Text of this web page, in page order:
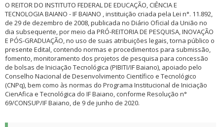
O REITOR DO INSTITUTO FEDERAL DE EDUCAÇÃO, CIÊNCIA E
TECNOLOGIA BAIANO - IF BAIANO , instituição criada pela Lei n°. 11.892,
de 29 de dezembro de 2008, publicada no Diário Oficial da União no
dia subsequente, por meio da PRÓ-REITORIA DE PESQUISA, INOVAÇÃO
E PÓS-GRADUAÇÃO, no uso de suas atribuições legais, torna público o
presente Edital, contendo normas e procedimentos para submissão,
fomento, monitoramento dos projetos de pesquisa para concessão
de bolsas de Iniciação Tecnológica (PIBITI/IF Baiano), apoiado pelo
Conselho Nacional de Desenvolvimento Científico e Tecnológico
(CNPq), bem como às normas do Programa Institucional de Iniciação
CienAfica e Tecnológica do IF Baiano, conforme Resolução n°
69/CONSUP/IF Baiano, de 9 de junho de 2020.